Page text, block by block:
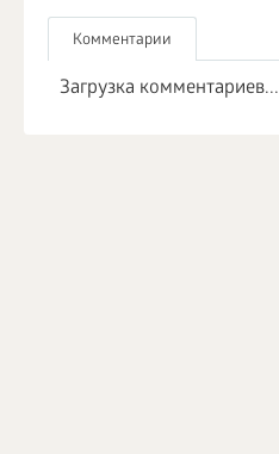
Комментарии
Загрузка комментариев...